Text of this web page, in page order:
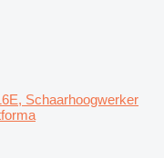
Schaarhoogwerker